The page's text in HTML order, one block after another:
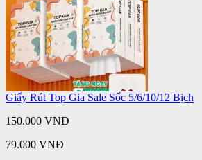
Giấy Rút Top Gia Sale Sốc 5/6/10/12 Bịch
150.000 VNĐ
79.000 VNĐ